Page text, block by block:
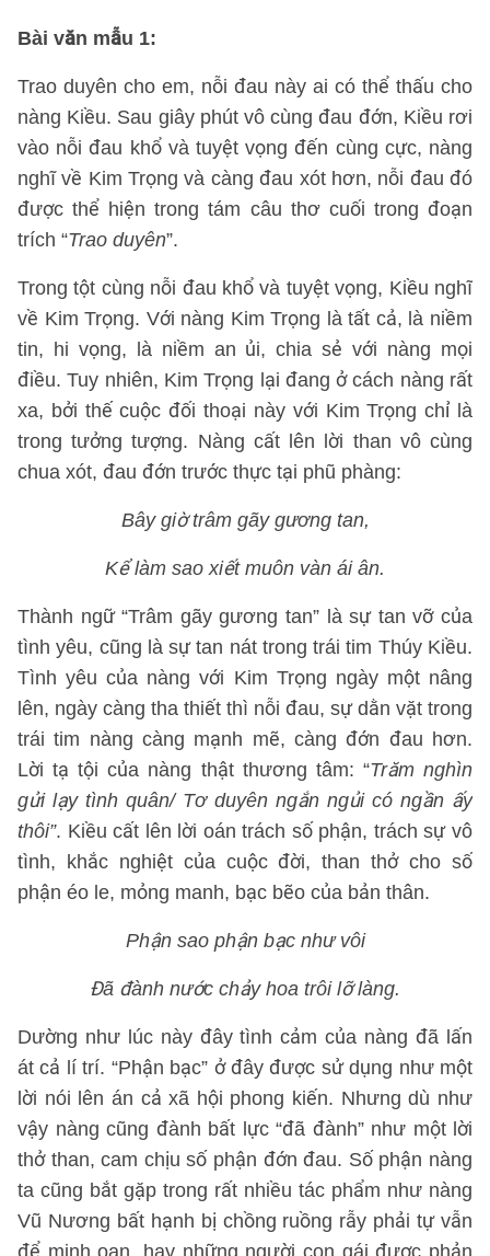
Bài văn mẫu 1:
Trao duyên cho em, nỗi đau này ai có thể thấu cho
nàng Kiều. Sau giây phút vô cùng đau đớn, Kiều rơi
vào nỗi đau khổ và tuyệt vọng đến cùng cực, nàng
nghĩ về Kim Trọng và càng đau xót hơn, nỗi đau đó
được thể hiện trong tám câu thơ cuối trong đoạn
trích “Trao duyên”.
Trong tột cùng nỗi đau khổ và tuyệt vọng, Kiều nghĩ
về Kim Trọng. Với nàng Kim Trọng là tất cả, là niềm
tin, hi vọng, là niềm an ủi, chia sẻ với nàng mọi
điều. Tuy nhiên, Kim Trọng lại đang ở cách nàng rất
xa, bởi thế cuộc đối thoại này với Kim Trọng chỉ là
trong tưởng tượng. Nàng cất lên lời than vô cùng
chua xót, đau đớn trước thực tại phũ phàng:
Bây giờ trâm gãy gương tan,
Kể làm sao xiết muôn vàn ái ân.
Thành ngữ “Trâm gãy gương tan” là sự tan vỡ của
tình yêu, cũng là sự tan nát trong trái tim Thúy Kiều.
Tình yêu của nàng với Kim Trọng ngày một nâng
lên, ngày càng tha thiết thì nỗi đau, sự dằn vặt trong
trái tim nàng càng mạnh mẽ, càng đớn đau hơn.
Lời tạ tội của nàng thật thương tâm: “Trăm nghìn
gửi lạy tình quân/ Tơ duyên ngắn ngủi có ngần ấy
thôi”. Kiều cất lên lời oán trách số phận, trách sự vô
tình, khắc nghiệt của cuộc đời, than thở cho số
phận éo le, mỏng manh, bạc bẽo của bản thân.
Phận sao phận bạc như vôi
Đã đành nước chảy hoa trôi lỡ làng.
Dường như lúc này đây tình cảm của nàng đã lấn
át cả lí trí. “Phận bạc” ở đây được sử dụng như một
lời nói lên án cả xã hội phong kiến. Nhưng dù như
vậy nàng cũng đành bất lực “đã đành” như một lời
thở than, cam chịu số phận đớn đau. Số phận nàng
ta cũng bắt gặp trong rất nhiều tác phẩm như nàng
Vũ Nương bất hạnh bị chồng ruồng rẫy phải tự vẫn
để minh oan, hay những người con gái được phản